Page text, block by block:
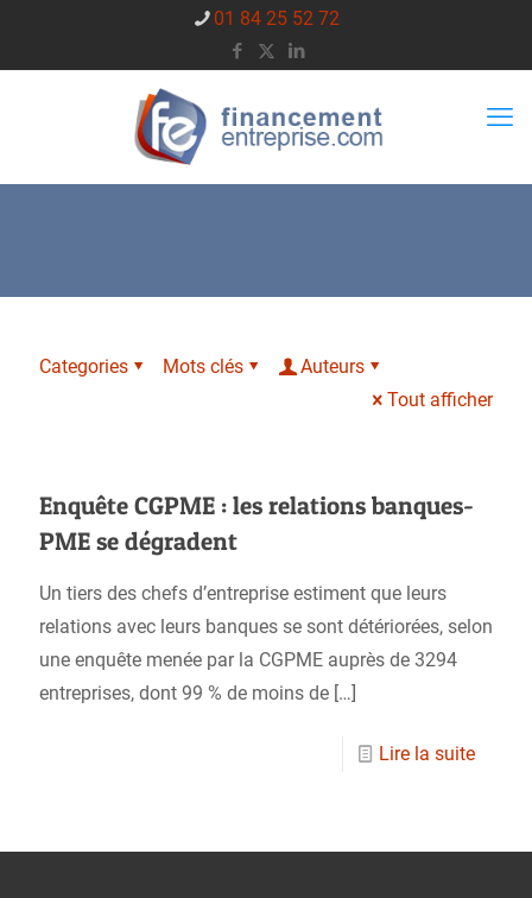
01 84 25 52 72
Categories Mots clés
Auteurs
Tout afficher
Enquête CGPME : les relations banques-
PME se dégradent
Un tiers des chefs d’entreprise estiment que leurs
relations avec leurs banques se sont détériorées, selon
une enquête menée par la CGPME auprès de 3294
entreprises, dont 99 % de moins de […]
Lire la suite